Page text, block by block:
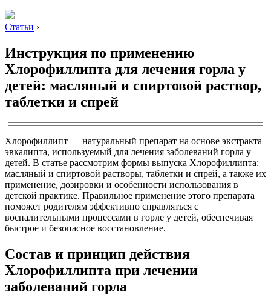
Статьи ›
Инструкция по применению
Хлорофиллипта для лечения горла у
детей: масляный и спиртовой раствор,
таблетки и спрей
Хлорофиллипт — натуральный препарат на основе экстракта
эвкалипта, используемый для лечения заболеваний горла у
детей. В статье рассмотрим формы выпуска Хлорофиллипта:
масляный и спиртовой растворы, таблетки и спрей, а также их
применение, дозировки и особенности использования в
детской практике. Правильное применение этого препарата
поможет родителям эффективно справляться с
воспалительными процессами в горле у детей, обеспечивая
быстрое и безопасное восстановление.
Состав и принцип действия
Хлорофиллипта при лечении
заболеваний горла